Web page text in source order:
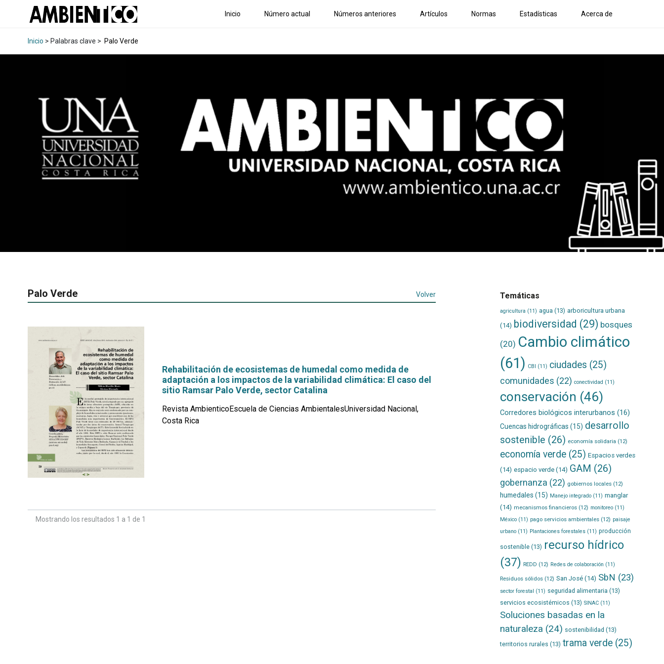
Inicio Número actual Números anteriores Artículos Normas Estadísticas Acerca de
Inicio > Palabras clave > Palo Verde
Palo Verde Volver
Rehabilitación de ecosistemas de humedal como medida de
adaptación a los impactos de la variabilidad climática: El caso del
sitio Ramsar Palo Verde, sector Catalina
Revista AmbienticoEscuela de Ciencias AmbientalesUniversidad Nacional,
Costa Rica
Mostrando los resultados 1 a 1 de 1
Temáticas
agricultura (11) agua (13) arboricultura urbana
(14) biodiversidad (29) bosques
(20) Cambio climático
(61) CBI (11) ciudades (25)
comunidades (22) conectividad (11)
conservación (46)
Corredores biológicos interurbanos (16)
Cuencas hidrográficas (15) desarrollo
sostenible (26) economía solidaria (12)
economía verde(25) Espacios verdes
(14) espacio verde(14) GAM (26)
gobernanza (22) gobiernos locales(12)
humedales (15) Manejo integrado(11) manglar
(14) mecanismos financieros(12) monitoreo(11)
México(11) pago servicios ambientales(12) paisaje
urbano(11) Plantaciones forestales(11) producción
sostenible(13) recurso hídrico
(37) REDD (12) Redes de colaboración (11)
Residuos sólidos(12) San José(14) SbN (23)
sector forestal (11) seguridad alimentaria (13)
servicios ecosistémicos (13) SINAC(11)
Soluciones basadas en la
naturaleza (24) sostenibilidad (13)
territorios rurales (13) trama verde(25)